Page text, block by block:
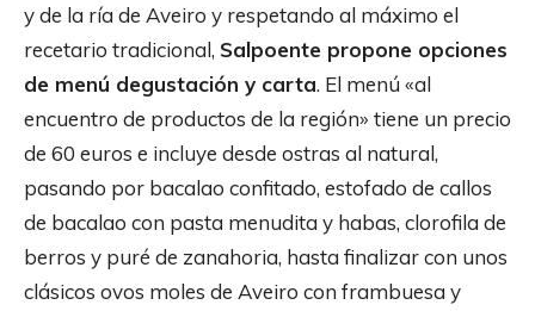
y de la ría de Aveiro y respetando al máximo el
recetario tradicional, Salpoente propone opciones
de menú degustación y carta. El menú «al
encuentro de productos de la región» tiene un precio
de 60 euros e incluye desde ostras al natural,
pasando por bacalao confitado, estofado de callos
de bacalao con pasta menudita y habas, clorofila de
berros y puré de zanahoria, hasta finalizar con unos
clásicos ovos moles de Aveiro con frambuesa y